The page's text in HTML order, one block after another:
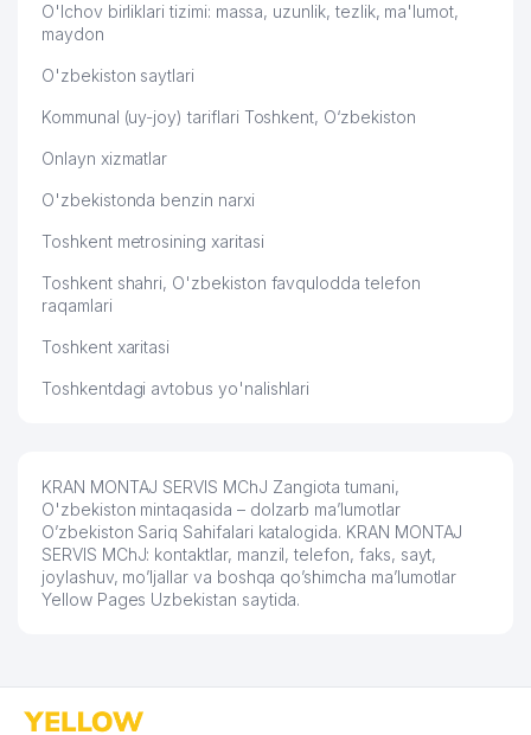
O'lchov birliklari tizimi: massa, uzunlik, tezlik, ma'lumot,
maydon
O'zbekiston saytlari
Kommunal (uy-joy) tariflari Toshkent, O‘zbekiston
Onlayn xizmatlar
O'zbekistonda benzin narxi
Toshkent metrosining xaritasi
Toshkent shahri, O'zbekiston favqulodda telefon
raqamlari
Toshkent xaritasi
Toshkentdagi avtobus yo'nalishlari
KRAN MONTAJ SERVIS MChJ Zangiota tumani,
O'zbekiston mintaqasida – dolzarb ma’lumotlar
O’zbekiston Sariq Sahifalari katalogida. KRAN MONTAJ
SERVIS MChJ: kontaktlar, manzil, telefon, faks, sayt,
joylashuv, mo’ljallar va boshqa qo’shimcha ma’lumotlar
Yellow Pages Uzbekistan saytida.